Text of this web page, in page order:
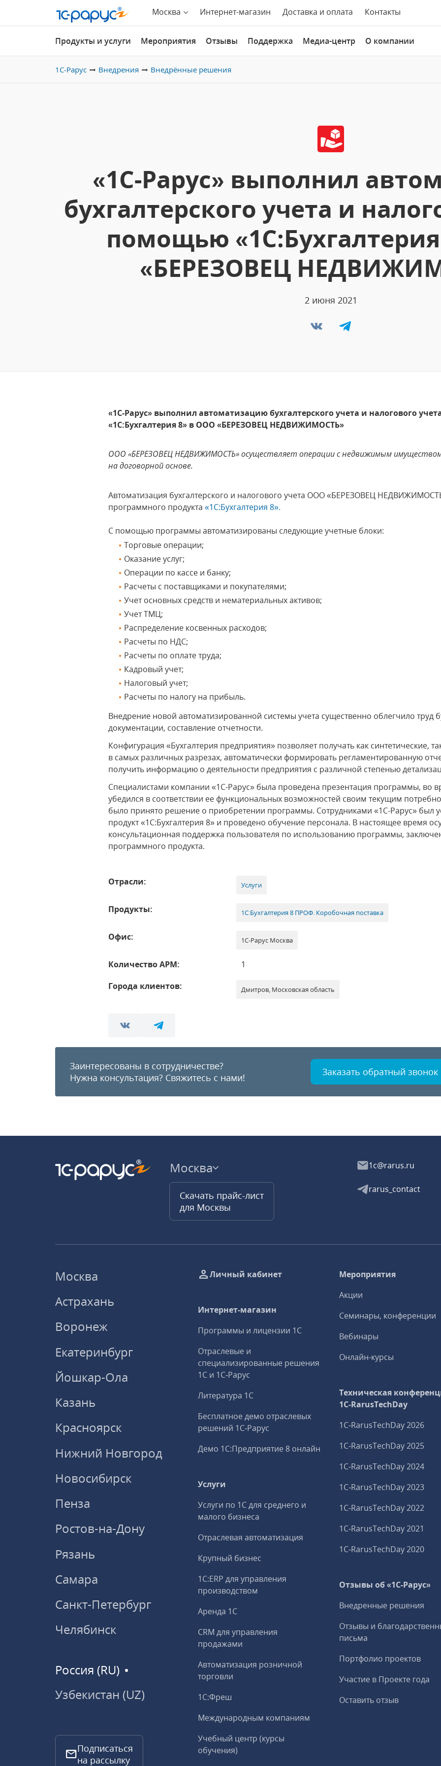
Москва Интернет-магазин Доставка и оплата Контакты
Продукты и услуги Мероприятия Отзывы Поддержка Медиа-центр О компании
1С-Рарус Внедрения Внедрённые решения
«1С-Рарус» выполнил
бухгалтерского учета и
помощью
«БЕРЕЗОВЕЦ
2 июня 2021
«1С-Рарус» выполнил автоматизацию бухгалтерского учета и налогового
«1С:Бухгалтерия 8» в ООО «БЕРЕЗОВЕЦ НЕДВИЖИМОСТЬ»
ООО «БЕРЕЗОВЕЦ НЕДВИЖИМОСТЬ» осуществляет операции с недвижимым имуществом
на договорной основе.
Автоматизация бухгалтерского и налогового учета ООО «БЕРЕЗОВЕЦ
программного продукта«1С:Бухгалтерия 8».
С помощью программы автоматизированы следующие учетные блоки:
Торговые операции;
Оказание услуг;
Операции по кассе и банку;
Расчеты с поставщиками и покупателями;
Учет основных средств и нематериальных активов;
Учет ТМЦ;
Распределение косвенных расходов;
Расчеты по НДС;
Расчеты по оплате труда;
Кадровый учет;
Налоговый учет;
Расчеты по налогу на прибыль.
Внедрение новой автоматизированной системы учета существенно облегчило труд
документации, составление отчетности.
Конфигурация «Бухгалтерия предприятия» позволяет получать как синтетические,
в самых различных разрезах, автоматически формировать регламентированную
получить информацию о деятельности предприятия с различной степенью
Специалистами компании «1С-Рарус» была проведена презентация программы, во
убедился в соответствии ее функциональных возможностей своим текущим
было принято решение о приобретении программы. Сотрудниками «1С-Рарус» был
продукт «1С:Бухгалтерия 8» и проведено обучение персонала. В настоящее время
консультационная поддержка пользователя по использованию программы,
программного продукта.
Отрасли: Услуги
Продукты: 1С:Бухгалтерия 8 ПРОФ. Коробочная поставка
Офис: 1С-Рарус Москва
Количество АРМ:
1
Города клиентов:
Дмитров, Московская область
Заинтересованы в сотрудничестве?
Нужна консультация? Свяжитесь с нами! Заказать обратный звонок
Москва
Скачать прайс-лист
для Москвы
1c@rarus.ru
rarus_contact
Москва
Астрахань
Воронеж
Екатеринбург
Йошкар-Ола
Казань
Красноярск
Нижний Новгород
Новосибирск
Пенза
Ростов-на-Дону
Рязань
Самара
Санкт-Петербург
Челябинск
Россия (RU)
Узбекистан (UZ)
Подписаться
на рассылку
Личный кабинет
Интернет-магазин
Программы и лицензии 1С
Отраслевые и
специализированные решения
1С и 1С‑Рарус
Литература 1С
Бесплатное демо отраслевых
решений 1С‑Рарус
Демо 1С:Предприятие 8 онлайн
Услуги
Услуги по 1С для среднего и
малого бизнеса
Отраслевая автоматизация
Крупный бизнес
1С:ERP для управления
производством
Аренда 1С
CRM для управления
продажами
Автоматизация розничной
торговли
1С:Фреш
Международным компаниям
Учебный центр (курсы
обучения)
Мероприятия
Акции
Семинары, конференции
Вебинары
Онлайн-курсы
Техническая
1C‑RarusTechDay
1C‑RarusTechDay 2026
1C‑RarusTechDay 2025
1C‑RarusTechDay 2024
1C‑RarusTechDay 2023
1C‑RarusTechDay 2022
1C‑RarusTechDay 2021
1C‑RarusTechDay 2020
Отзывы об «1С-Рарус»
Внедренные решения
Отзывы и
письма
Портфолио проектов
Участие в Проекте года
Оставить отзыв